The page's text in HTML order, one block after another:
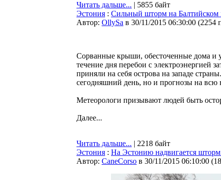
Читать дальше... | 5855 байт
Эстония : Сильный шторм на
Автор: OllySa в 30/11/2015 06:30:00 (2254
Сорванные крыши, обесточенные дома
течение дня перебои с электроэнергией
приняли на себя острова на западе
сегодняшний день, но и прогнозы на всю
Метеорологи призывают людей быть
Далее...
Читать дальше... | 2218 байт
Эстония : На Эстонию надвигается
Автор: CaneCorso в 30/11/2015 06:10:00 (